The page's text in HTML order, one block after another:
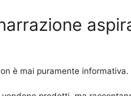
è mai puramente informativa.